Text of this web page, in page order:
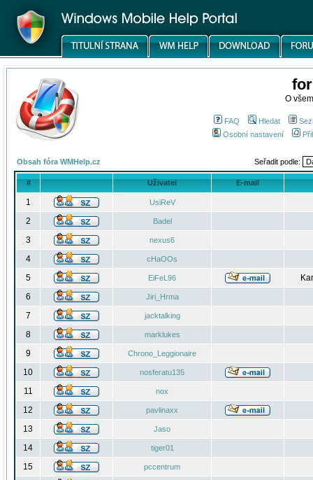
O
FAQ Hledat
Osobní nastavení
Obsah fóra WMHelp.cz Seřadit podle:
# Uživatel E-mail
1 UsiReV
2 Badel
3 nexus6
4 cHaOOs
5 EiFeL96
6
Jiri_Hrma
7 jacktalking
8 marklukes
9 Chrono_Leggionaire
10 nosferatu135
11 nox
12 pavlinaxx
13 Jaso
14 tiger01
15 pccentrum